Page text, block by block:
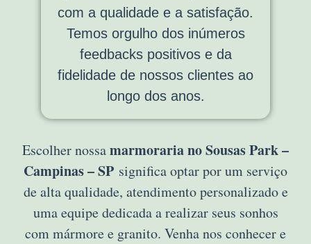
com a qualidade e a satisfação.
Temos orgulho dos inúmeros
feedbacks positivos e da
fidelidade de nossos clientes ao
longo dos anos.
Escolher nossamarmoraria no Sousas Park –
Campinas – SP significa optar por um serviço
de alta qualidade, atendimento personalizado e
uma equipe dedicada a realizar seus sonhos
com mármore e granito. Venha nos conhecer e